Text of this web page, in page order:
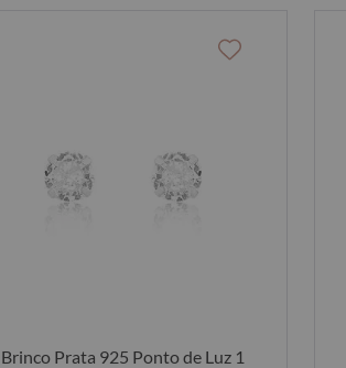
Brinco Prata 925 Ponto de Luz 1